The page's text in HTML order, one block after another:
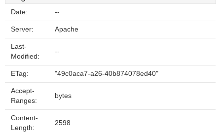
Date: --
Server: Apache
Last-
Modified:
--
ETag: "49c0aca7-a26-40b874078ed40"
Accept-
Ranges:
bytes
Content-
Length:
2598